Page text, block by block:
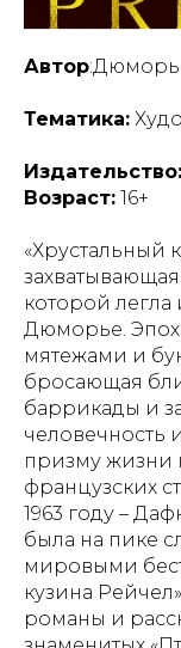
Автор
Тематика:
Издательство:
Возраст: 16+
«Хрустальный
которой
Дюморье.
мятежами и
бросающая
баррикады и
человечность
призму жизни
французских
1963 году –
была на пике
мировыми
кузина
романы и